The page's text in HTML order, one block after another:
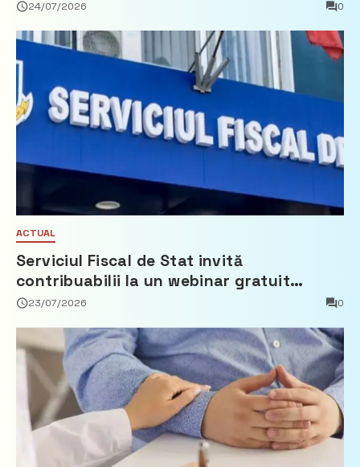
Partidul Democrat
24/07/2026 0
ACTUAL
Serviciul Fiscal de Stat invită
contribuabilii la un webinar gratuit
privind calculul impozitului pe bunurile
23/07/2026 0